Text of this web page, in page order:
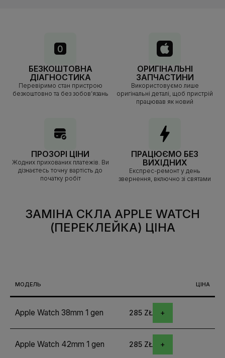
БЕЗКОШТОВНА
ДІАГНОСТИКА
Перевіримо стан пристрою
безкоштовно та без зобов’язань
ОРИГІНАЛЬНІ
ЗАПЧАСТИНИ
Використовуємо лише
оригінальні деталі, щоб пристрій
працював як новий
ПРОЗОРІ ЦІНИ
Жодних прихованих платежів. Ви
дізнаєтесь точну вартість до
початку робіт
ПРАЦЮЄМО БЕЗ
ВИХІДНИХ
Експрес-ремонт у день
звернення, включно зі святами
ЗАМІНА СКЛА APPLE WATCH
(ПЕРЕКЛЕЙКА) ЦІНА
МОДЕЛЬ ЦІНА
Apple Watch 38mm 1 gen 285 ZŁ
Apple Watch 42mm 1 gen 285 ZŁ